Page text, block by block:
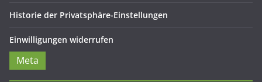
Historie der Privatsphäre-Einstellungen
Einwilligungen widerrufen
Meta